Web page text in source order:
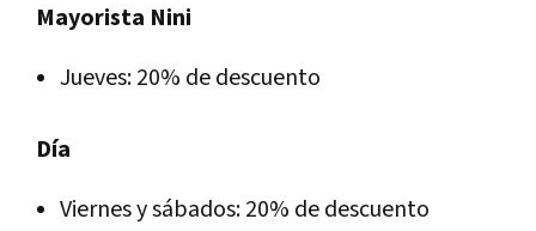
Mayorista Nini
Jueves: 20% de descuento
Día
Viernes y sábados: 20% de descuento